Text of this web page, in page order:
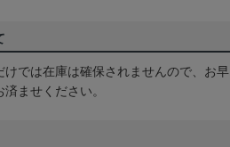
けでは在庫は確保されませんので、お早
ませください。